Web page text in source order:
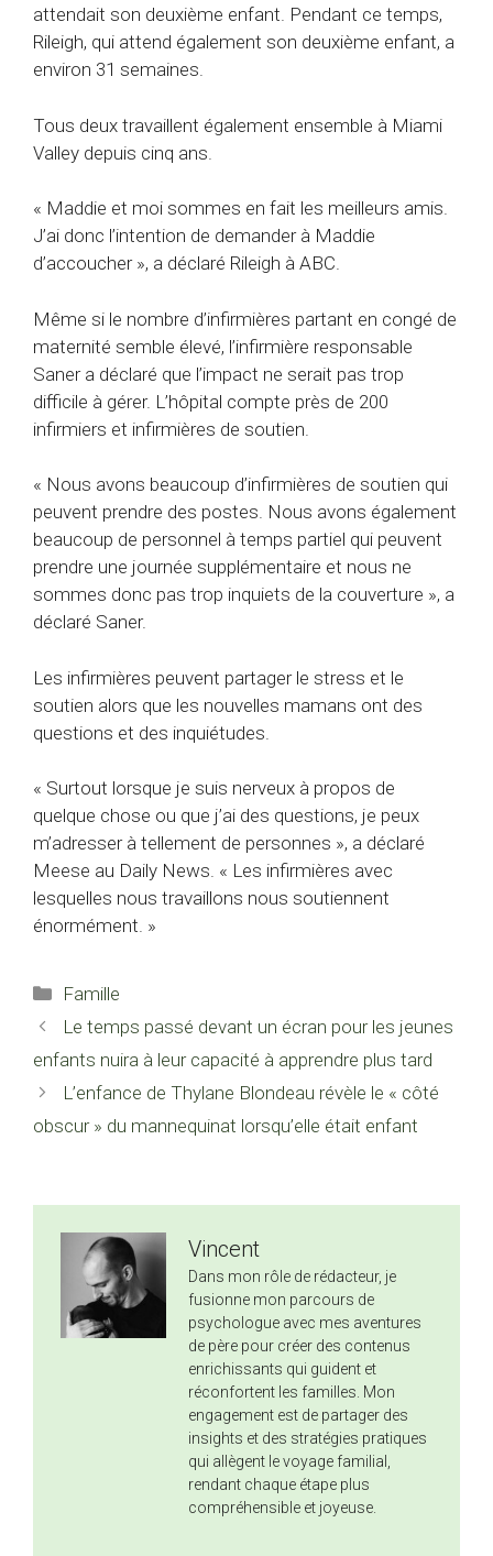
attendait son deuxième enfant. Pendant ce temps,
Rileigh, qui attend également son deuxième enfant, a
environ 31 semaines.
Tous deux travaillent également ensemble à Miami
Valley depuis cinq ans.
« Maddie et moi sommes en fait les meilleurs amis.
J’ai donc l’intention de demander à Maddie
d’accoucher », a déclaré Rileigh à ABC.
Même si le nombre d’infirmières partant en congé de
maternité semble élevé, l’infirmière responsable
Saner a déclaré que l’impact ne serait pas trop
difficile à gérer. L’hôpital compte près de 200
infirmiers et infirmières de soutien.
« Nous avons beaucoup d’infirmières de soutien qui
peuvent prendre des postes. Nous avons également
beaucoup de personnel à temps partiel qui peuvent
prendre une journée supplémentaire et nous ne
sommes donc pas trop inquiets de la couverture », a
déclaré Saner.
Les infirmières peuvent partager le stress et le
soutien alors que les nouvelles mamans ont des
questions et des inquiétudes.
« Surtout lorsque je suis nerveux à propos de
quelque chose ou que j’ai des questions, je peux
m’adresser à tellement de personnes », a déclaré
Meese au Daily News. « Les infirmières avec
lesquelles nous travaillons nous soutiennent
énormément. »
Catégories
Famille
Le temps passé devant un écran pour les jeunes
enfants nuira à leur capacité à apprendre plus tard
L’enfance de Thylane Blondeau révèle le « côté
obscur » du mannequinat lorsqu’elle était enfant
Vincent
Dans mon rôle de rédacteur, je
fusionne mon parcours de
psychologue avec mes aventures
de père pour créer des contenus
enrichissants qui guident et
réconfortent les familles. Mon
engagement est de partager des
insights et des stratégies pratiques
qui allègent le voyage familial,
rendant chaque étape plus
compréhensible et joyeuse.